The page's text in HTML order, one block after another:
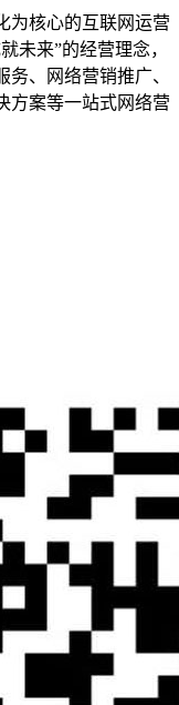
为核心的互联网运营
未来”的经营理念，
、网络营销推广、
方案等一站式网络营